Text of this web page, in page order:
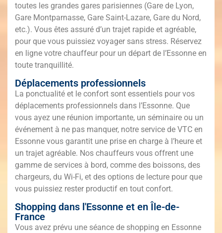
toutes les grandes gares parisiennes (Gare de Lyon,
Gare Montparnasse, Gare Saint-Lazare, Gare du Nord,
etc.). Vous êtes assuré d’un trajet rapide et agréable,
pour que vous puissiez voyager sans stress. Réservez
en ligne votre chauffeur pour un départ de l’Essonne en
toute tranquillité.
Déplacements professionnels
La ponctualité et le confort sont essentiels pour vos
déplacements professionnels dans l’Essonne. Que
vous ayez une réunion importante, un séminaire ou un
événement à ne pas manquer, notre service de VTC en
Essonne vous garantit une prise en charge à l’heure et
un trajet agréable. Nos chauffeurs vous offrent une
gamme de services à bord, comme des boissons, des
chargeurs, du Wi-Fi, et des options de lecture pour que
vous puissiez rester productif en tout confort.
Shopping dans l'Essonne et en Île-de-
France
Vous avez prévu une séance de shopping en Essonne